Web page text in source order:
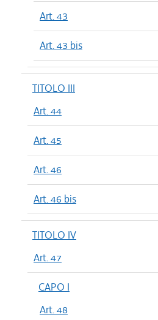
Art. 43
Art. 43 bis
TITOLO III
Art. 44
Art. 45
Art. 46
Art. 46 bis
TITOLO IV
Art. 47
CAPO I
Art. 48